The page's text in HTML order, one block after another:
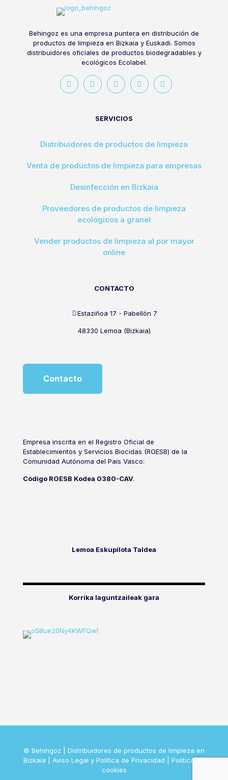
Behingoz es una empresa puntera en distribución de
productos de limpieza en Bizkaia y Euskadi. Somos
distribuidores oficiales de productos biodegradables y
ecológicos Ecolabel.
SERVICIOS
Distribuidores de productos de limpieza
Venta de productos de limpieza para empresas
Desinfección en Bizkaia
Proveedores de productos de limpieza
ecológicos a granel
Vender productos de limpieza al por mayor
online
CONTACTO
Estaziñoa 17 - Pabellón 7
48330 Lemoa (Bizkaia)
Contacto
Empresa inscrita en el Registro Oficial de
Establecimientos y Servicios Biocidas (ROESB) de la
Comunidad Autónoma del País Vasco:
Código ROESB Kodea 0380-CAV.
Lemoa Eskupilota Taldea
Korrika laguntzaileak gara
© Behingoz | Distribuidores de productos de limpieza en
Bizkaia | Aviso Legal y Política de Privacidad
Política de
cookies